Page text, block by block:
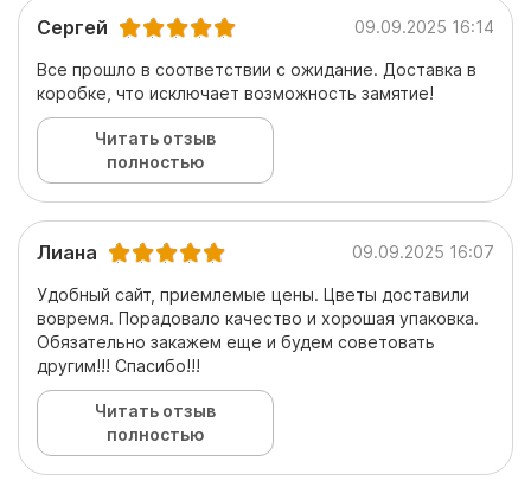
Сергей 09.09.2025 16:14
Все прошло в соответствии с ожидание. Доставка в
коробке, что исключает возможность замятие!
Читать отзыв
полностью
Лиана 09.09.2025 16:07
Удобный сайт, приемлемые цены. Цветы доставили
вовремя. Порадовало качество и хорошая упаковка.
Обязательно закажем еще и будем советовать
другим!!! Спасибо!!!
Читать отзыв
полностью